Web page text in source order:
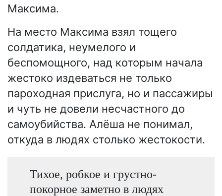
Максима.
На место Максима взял тощего
солдатика, неумелого и
беспомощного, над которым начала
жестоко издеваться не только
пароходная прислуга, но и пассажиры
и чуть не довели несчастного до
самоубийства. Алёша не понимал,
откуда в людях столько жестокости.
Тихое, робкое и грустно-
покорное заметно в людях